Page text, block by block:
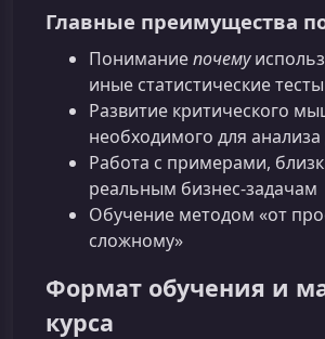
Главные преимущества
Пониманиепочему
иные статистические тесты
Развитие критического
необходимого для
Работа с примерами,
реальным бизнес‑задачам
Обучение методом «от
сложному»
Формат обучения и
курса